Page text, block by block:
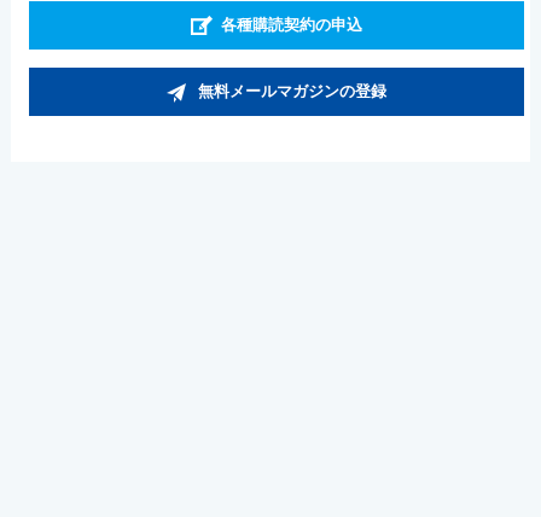
各種購読契約の申込
無料メールマガジンの登録